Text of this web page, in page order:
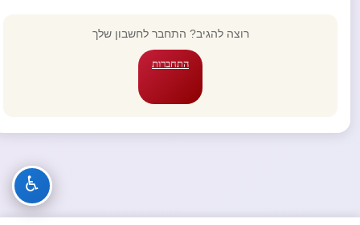
רוצה להגיב? התחבר לחשבון שלך
התחברות
♿